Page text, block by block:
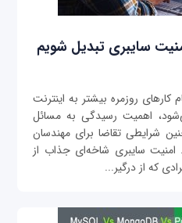
سایبری تبدیل شویم
کارهای روزمره بیشتر به اینترنت
اهمیت رسیدگی به مسائل
شرایطی تقاضا برای مهندسان
امنیت سایبری شاخه‌ای جذاب از
که از درگیر...